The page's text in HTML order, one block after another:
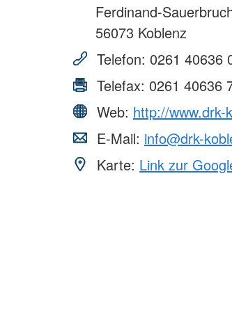
Ferdinand-
56073 Koblenz
Telefon: 0261 40636
Telefax: 0261 40636
Web: http://www.drk-
E-Mail: info@drk-
Karte: Link zur